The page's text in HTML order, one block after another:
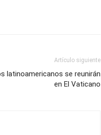
Artículo siguiente
latinoamericanos se reunirán
en El Vaticano